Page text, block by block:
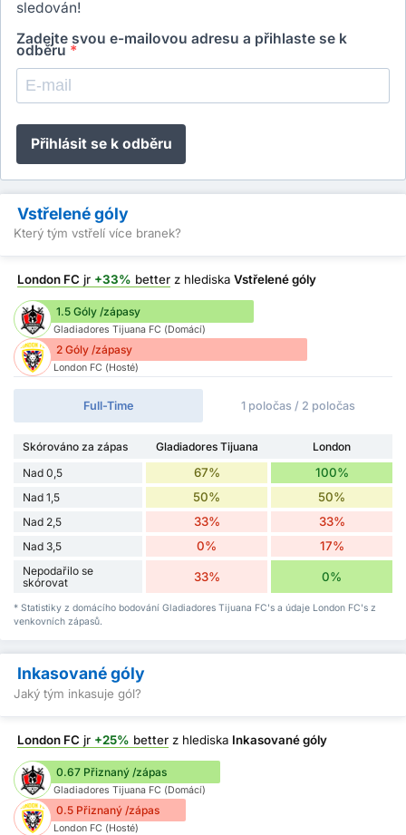
sledován!
Zadejte svou e-mailovou adresu a přihlaste se k
odběru *
Přihlásit se k odběru
Vstřelené góly
Který tým vstřelí více branek?
London FC jr +33% better z hlediska Vstřelené góly
1.5 Góly /zápasy
Gladiadores Tijuana FC (Domácí)
2 Góly /zápasy
London FC (Hosté)
Full-Time 1 poločas / 2 poločas
Skórováno za zápas Gladiadores Tijuana
London
Nad 0,5
67% 100%
Nad 1,5 50% 50%
Nad 2,5 33% 33%
Nad 3,5 0% 17%
Nepodařilo se
skórovat
33% 0%
* Statistiky z domácího bodování Gladiadores Tijuana FC's a údaje London FC's z
venkovních zápasů.
Inkasované góly
Jaký tým inkasuje gól?
London FC jr +25% better z hlediska Inkasované góly
0.67 Přiznaný /zápas
Gladiadores Tijuana FC (Domácí)
0.5 Přiznaný /zápas
London FC (Hosté)